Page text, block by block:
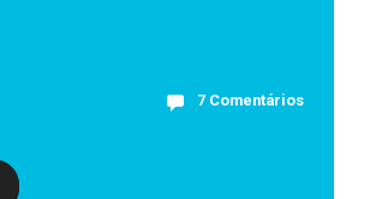
7 Comentários